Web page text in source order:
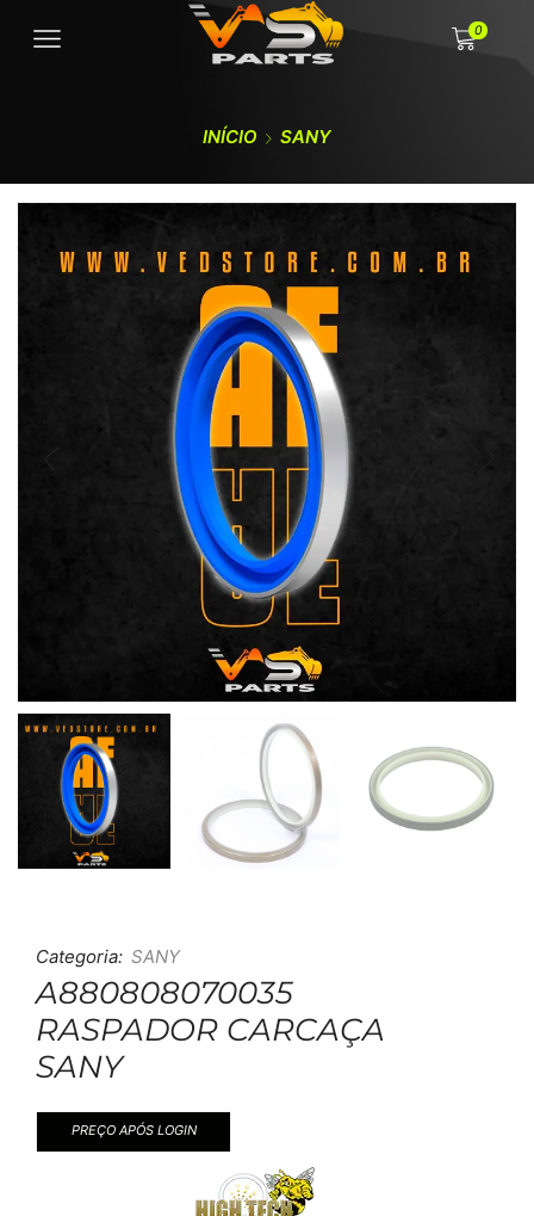
0
INÍCIO SANY
Categoria: SANY
A880808070035
RASPADOR CARCAÇA
SANY
PREÇO APÓS LOGIN